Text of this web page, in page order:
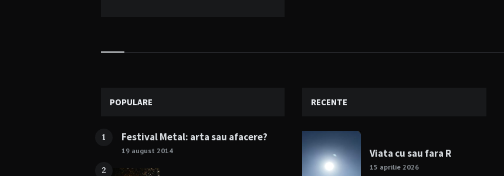
Widgets
POPULARE
1 Festival Metal: arta sau afacere?
19 august 2014
2
RECENTE
Viata cu sau fara R
15 aprilie 2026